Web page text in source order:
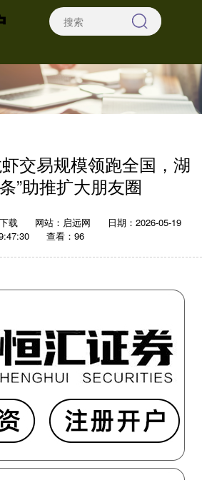
交易规模领跑全国，湖
”助推扩大朋友圈
载 网站：启远网
日期：2026-05-19
查看：96